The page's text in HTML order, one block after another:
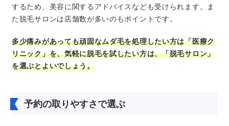
するため、美容に関するアドバイスなども受けられます。ま
た脱毛サロンは店舗数が多いのもポイントです。
多少痛みがあっても頑固なムダ毛を処理したい方は「医療ク
リニック」を、気軽に脱毛を試したい方は、「脱毛サロン」
を選ぶとよいでしょう。
予約の取りやすさで選ぶ